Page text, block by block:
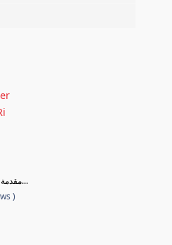
مقدمة فى علم النانو وتكنولوجيا...
)